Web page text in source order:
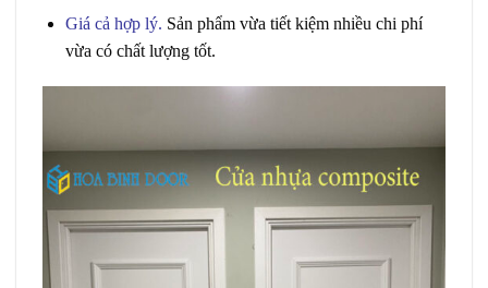
Giá cả hợp lý. Sản phẩm vừa tiết kiệm nhiều chi phí
vừa có chất lượng tốt.